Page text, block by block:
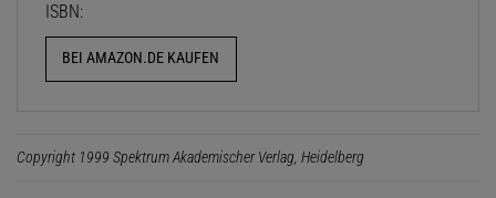
ISBN:
BEI AMAZON.DE KAUFEN
Copyright 1999 Spektrum Akademischer Verlag, Heidelberg